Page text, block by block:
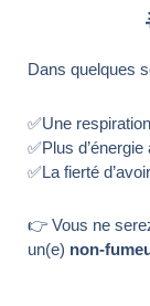
Dans quelques
✅Une
✅Plus
✅La fierté
👉 Vous ne
un(e) non-